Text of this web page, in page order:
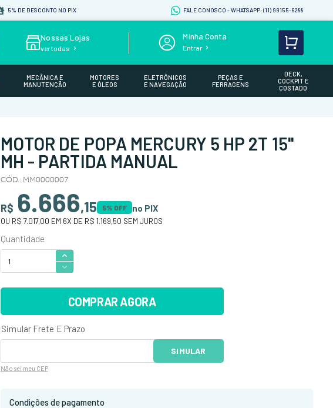
5% DE DESCONTO NO PIX FALE CONOSCO - WHATSAPP: (11) 99155-6288
Nossas Lojas
ver todas Entrar
MECÂNICA E
MANUTENÇÃO
MOTORES
E ÓLEOS
ELETRÔNICOS
E NAVEGAÇÃO
PEÇAS E
FERRAGENS
DECK,
COCKPIT E
COSTADO
MOTOR DE POPA MERCURY 5 HP 2T 15"
MH - PARTIDA MANUAL
CÓD.: MM0000007
R$ 6.666,15 5% OFF no PIX
OU R$ 7.017,00 EM 6X DE R$ 1.169,50 SEM JUROS
COMPRAR AGORA
Não sei meu CEP
Condições de pagamento